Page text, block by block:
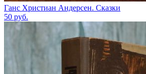
Ганс Христиан Андерсен. Сказки
50 руб.